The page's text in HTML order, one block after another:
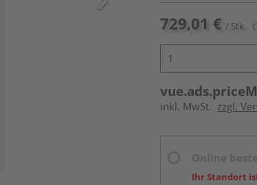
729,01 € / Stk.
inkl. MwSt. zzgl.
Ihr Standort